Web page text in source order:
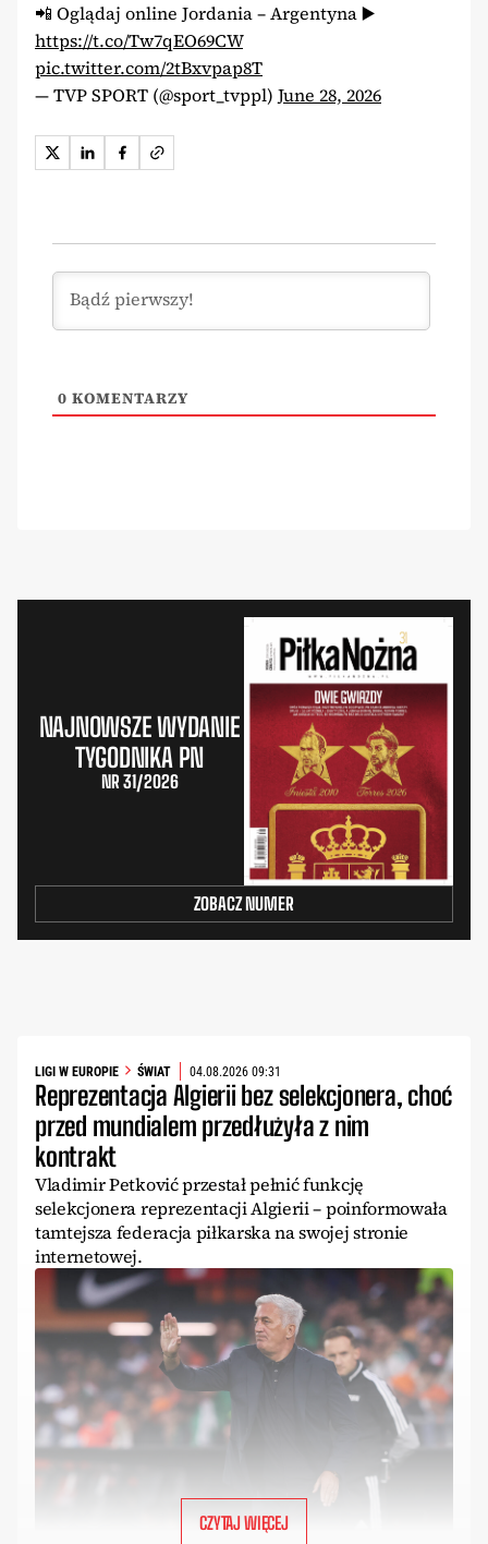
📲 Oglądaj online Jordania – Argentyna ▶️
https://t.co/Tw7qEO69CW
pic.twitter.com/2tBxvpap8T
— TVP SPORT (@sport_tvppl) June 28, 2026
0 KOMENTARZY
NAJNOWSZE WYDANIE
TYGODNIKA PN
NR 31/2026
ZOBACZ NUMER
LIGI W EUROPIE ŚWIAT 04.08.2026 09:31
Reprezentacja Algierii bez selekcjonera, choć
przed mundialem przedłużyła z nim
kontrakt
Vladimir Petković przestał pełnić funkcję
selekcjonera reprezentacji Algierii – poinformowała
tamtejsza federacja piłkarska na swojej stronie
internetowej.
CZYTAJ WIĘCEJ